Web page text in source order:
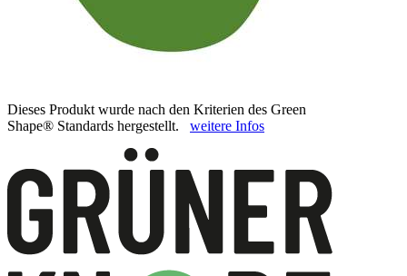
Dieses Produkt wurde nach den Kriterien des Green
Shape® Standards hergestellt. weitere Infos